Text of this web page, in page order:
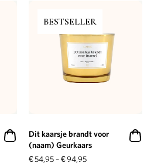
BESTSELLER
Dit kaarsje brandt voor
(naam) Geurkaars
€54,95–€94,95